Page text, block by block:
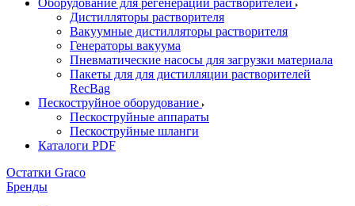
Оборудование для регенерации растворителей
Дистилляторы растворителя
Вакуумные дистилляторы растворителя
Генераторы вакуума
Пневматические насосы для загрузки материала
Пакеты для для дистилляции растворителей
RecBag
Пескоструйное оборудование
Пескоструйные аппараты
Пескоструйные шланги
Каталоги PDF
Остатки Graco
Бренды